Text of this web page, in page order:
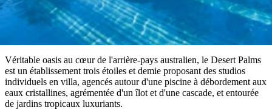
Explorer
par
régions
Territoire
du
Nord
Planifiez
votre
voyage
de
planification
Véritable oasis au cœur de l'arrière-pays australien, le Desert Palms
est un établissement trois étoiles et demie proposant des studios
individuels en villa, agencés autour d'une piscine à débordement aux
eaux cristallines, agrémentée d'un îlot et d'une cascade, et entourée
de jardins tropicaux luxuriants.